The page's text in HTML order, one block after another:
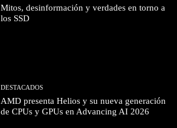
Mitos, desinformación y verdades en torno a
los SSD
DESTACADOS
AMD presenta Helios y su nueva generación
de CPUs y GPUs en Advancing AI 2026